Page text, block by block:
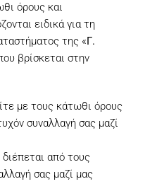
όρους και
ειδικά για τη
της «Γ.
βρίσκεται στην
με τους κάτωθι όρους
συναλλαγή σας μαζί
διέπεται από τους
σας μαζί μας